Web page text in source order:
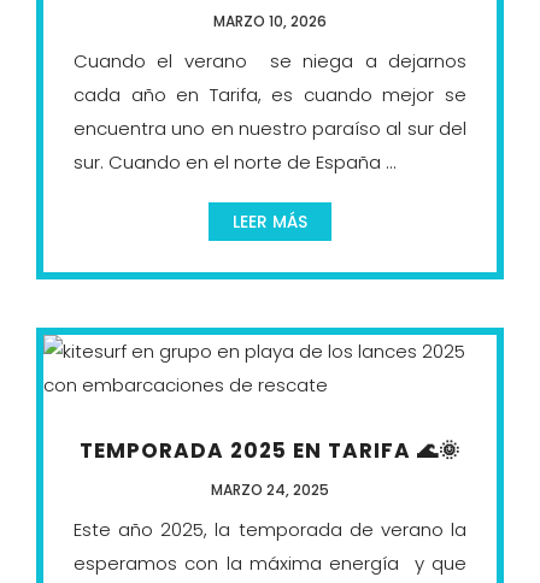
MARZO 10, 2026
Cuando el verano se niega a dejarnos
cada año en Tarifa, es cuando mejor se
encuentra uno en nuestro paraíso al sur del
sur. Cuando en el norte de España ...
LEER MÁS
TEMPORADA 2025 EN TARIFA 🌊🌞
MARZO 24, 2025
Este año 2025, la temporada de verano la
esperamos con la máxima energía y que